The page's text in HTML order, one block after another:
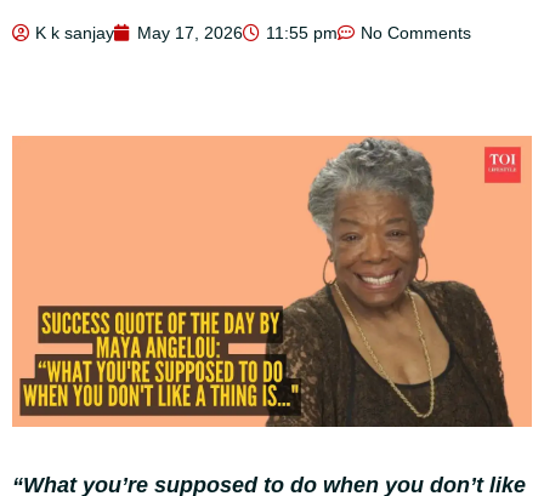
K k sanjay May 17, 2026 11:55 pm No Comments
“What you’re supposed to do when you don’t like